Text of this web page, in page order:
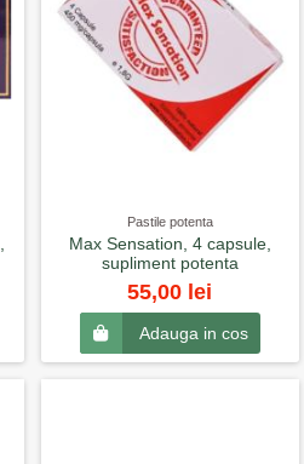
Pastile potenta
Max Sensation, 4 capsule,
supliment potenta
55,00 lei
Adauga in cos